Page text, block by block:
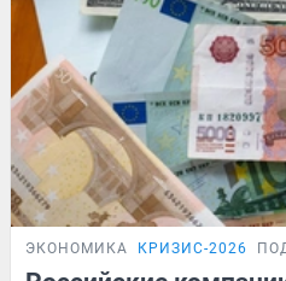
ЭКОНОМИКА КРИЗИС-2026